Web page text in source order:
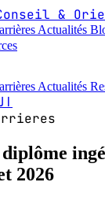
&
Actualités
Actualités
2026